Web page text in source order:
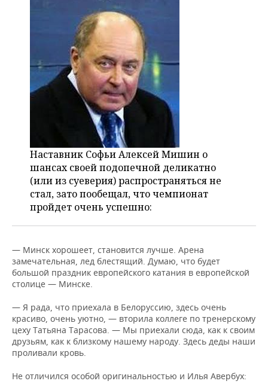
Наставник Софьи Алексей Мишин о
шансах своей подопечной деликатно
(или из суеверия) распространяться не
стал, зато пообещал, что чемпионат
пройдет очень успешно:
— Минск хорошеет, становится лучше. Арена
замечательная, лед блестящий. Думаю, что будет
большой праздник европейского катания в европейской
столице — Минске.
— Я рада, что приехала в Белоруссию, здесь очень
красиво, очень уютно, — вторила коллеге по тренерскому
цеху Татьяна Тарасова. — Мы приехали сюда, как к своим
друзьям, как к близкому нашему народу. Здесь деды наши
проливали кровь.
Не отличился особой оригинальностью и Илья Авербух: